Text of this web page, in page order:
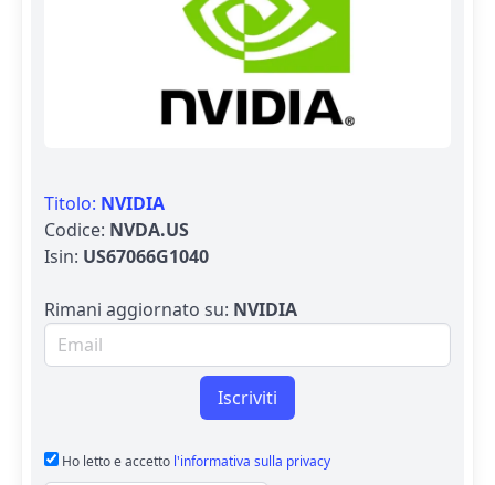
Titolo: NVIDIA
Codice: NVDA.US
Isin: US67066G1040
Rimani aggiornato su: NVIDIA
Email per newsletter
Iscriviti
Ho letto e accetto l'informativa sulla privacy